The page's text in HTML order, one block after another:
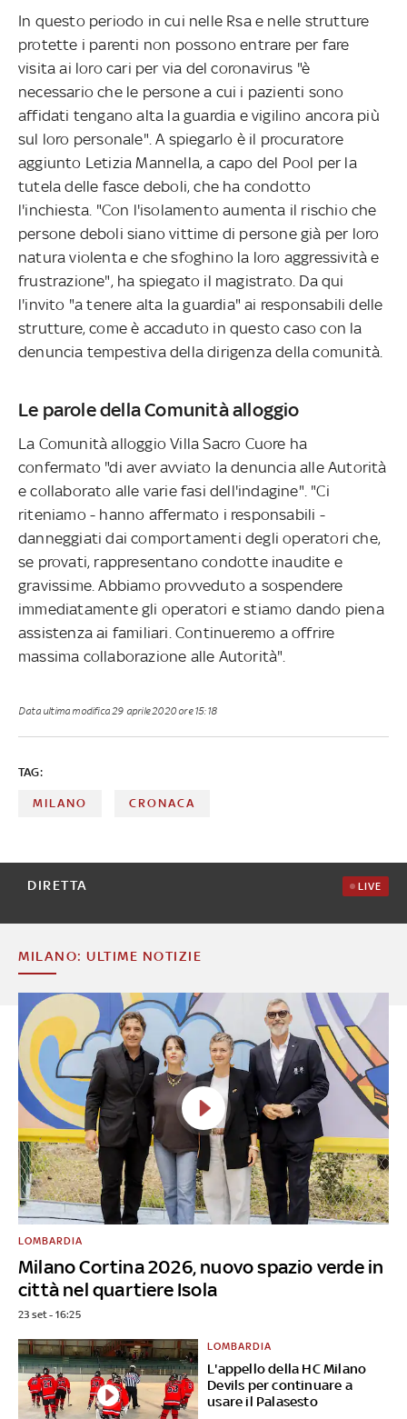
In questo periodo in cui nelle Rsa e nelle strutture
protette i parenti non possono entrare per fare
visita ai loro cari per via del coronavirus "è
necessario che le persone a cui i pazienti sono
affidati tengano alta la guardia e vigilino ancora più
sul loro personale". A spiegarlo è il procuratore
aggiunto Letizia Mannella, a capo del Pool per la
tutela delle fasce deboli, che ha condotto
l'inchiesta. "Con l'isolamento aumenta il rischio che
persone deboli siano vittime di persone già per loro
natura violenta e che sfoghino la loro aggressività e
frustrazione", ha spiegato il magistrato. Da qui
l'invito "a tenere alta la guardia" ai responsabili delle
strutture, come è accaduto in questo caso con la
denuncia tempestiva della dirigenza della comunità.
Le parole della Comunità alloggio
La Comunità alloggio Villa Sacro Cuore ha
confermato "di aver avviato la denuncia alle Autorità
e collaborato alle varie fasi dell'indagine". "Ci
riteniamo - hanno affermato i responsabili -
danneggiati dai comportamenti degli operatori che,
se provati, rappresentano condotte inaudite e
gravissime. Abbiamo provveduto a sospendere
immediatamente gli operatori e stiamo dando piena
assistenza ai familiari. Continueremo a offrire
massima collaborazione alle Autorità".
Data ultima modifica 29 aprile 2020 ore 15:18
TAG:
MILANO CRONACA
DIRETTA LIVE
MILANO: ULTIME NOTIZIE
Milano Cortina 2026, nuovo spazio verde in
città nel quartiere Isola
LOMBARDIA
23 set - 16:25
L'appello della HC Milano
Devils per continuare a
usare il Palasesto
LOMBARDIA